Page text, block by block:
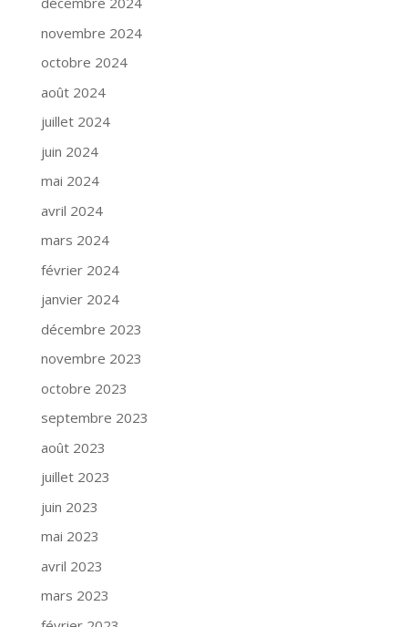
novembre 2024
octobre 2024
août 2024
juillet 2024
juin 2024
mai 2024
avril 2024
mars 2024
février 2024
janvier 2024
décembre 2023
novembre 2023
octobre 2023
septembre 2023
août 2023
juillet 2023
juin 2023
mai 2023
avril 2023
mars 2023